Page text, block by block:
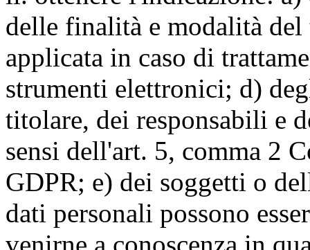
delle finalità e modalità
applicata in caso di
strumenti elettronici; d)
titolare, dei responsabili e
sensi dell'art. 5, comma 2
GDPR; e) dei soggetti o
dati personali possono